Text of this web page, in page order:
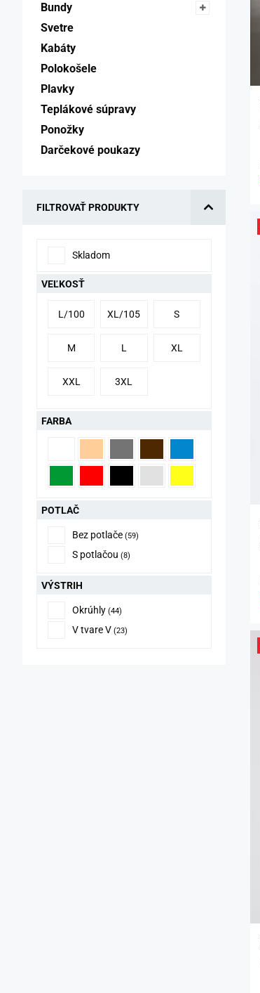
Bundy
Svetre
Kabáty
Polokošele
Plavky
Teplákové súpravy
Ponožky
Darčekové poukazy
FILTROVAŤ PRODUKTY
Skladom
VEĽKOSŤ
L/100 XL/105 S
M L XL
XXL 3XL
FARBA
POTLAČ
Bez potlače (59)
S potlačou (8)
VÝSTRIH
Okrúhly (44)
V tvare V (23)